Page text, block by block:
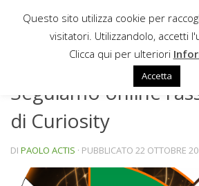
Sotto il contenuto
Seguiamo online
di Curiosity
DI PAOLO ACTIS · PUBBLICATO 22 OTTOBRE
Questo sito utilizza cookie per
visitatori. Utilizzandolo, accetti
Clicca qui per ulteriori
Accetta